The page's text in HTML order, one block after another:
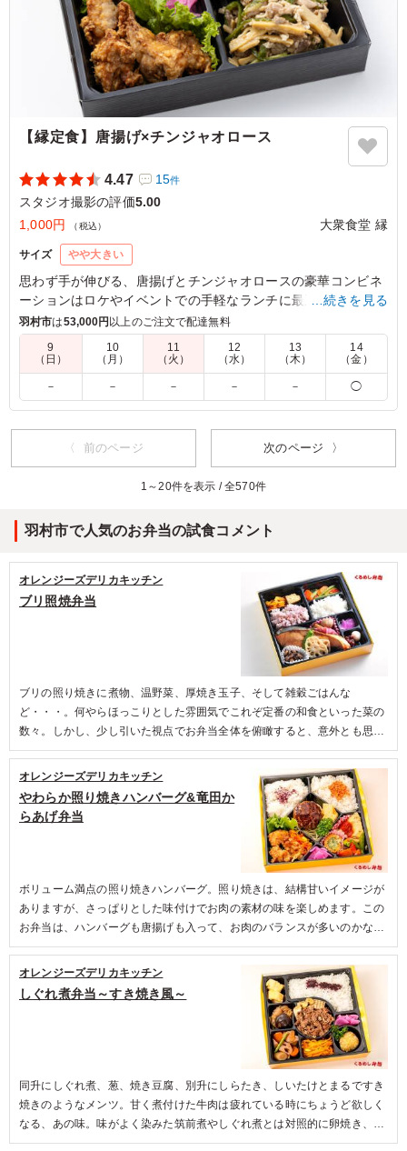
【縁定食】唐揚げ×チンジャオロース
4.47 15件
スタジオ撮影の評価5.00
1,000円
（税込） 大衆食堂 縁
サイズ やや大きい
思わず手が伸びる、唐揚げとチンジャオロースの豪華コンビネ
ーションはロケやイベントでの手軽なランチに最適。唐揚げは
味わい深く、ボリュームも満点。また、チンジャオロースの味
付けは絶妙で、一度食べたら忘れられない味わい。さらに、色
とりどりの彩りも心を満たします。このお弁当で、仕事の合間
の一時をより楽しいものにしませんか？
前回注文し好評だった唐揚げとチンジャオロースの組み合
タッフにもお客様にも好評をいただきとても良かったで
当でした。
東京都品川区東五反田2024/02/21
…続きを見る
羽村市は53,000円以上のご注文で配達無料
9
（日）
10
（月）
11
（火）
12
（水）
13
（木）
14
（金）
－ － － － － ◯
〈 前のページ 次のページ 〉
1～20件を表示 / 全570件
羽村市で人気のお弁当の試食コメント
ブリ照焼弁当
オレンジーズデリカキッチン
ブリの照り焼きに煮物、温野菜、厚焼き玉子、そして雑穀ごはんな
ど・・・。何やらほっこりとした雰囲気でこれぞ定番の和食といった菜の
数々。しかし、少し引いた視点でお弁当全体を俯瞰すると、意外とも思え
るほど色鮮やかで、見た目も十分に意識して作られている事がよくわかり
ます。ブリはしっかりとした肉厚感があり、主菜としての存在感は抜群。
その脇を固める煮物と温野菜は、同じ野菜と言えども個々の違いがくっき
りとしており重複している感は全くありません。しっかり食べた！と充実
感を与えられるお弁当です。
やわらか照り焼きハンバーグ&竜田か
らあげ弁当
オレンジーズデリカキッチン
ボリューム満点の照り焼きハンバーグ。照り焼きは、結構甘いイメージが
ありますが、さっぱりとした味付けでお肉の素材の味を楽しめます。この
お弁当は、ハンバーグも唐揚げも入って、お肉のバランスが多いのかなと
思うと、さっぱりとした副菜も多めで脂っこさを感じさせません。ゆかり
ご飯と鮭ごはんの二つは結構ボリュームが詰まっています。副菜も個性的
な味で面白いです。
しぐれ煮弁当～すき焼き風～
オレンジーズデリカキッチン
同升にしぐれ煮、葱、焼き豆腐、別升にしらたき、しいたけとまるですき
焼きのようなメンツ。甘く煮付けた牛肉は疲れている時にちょうど欲しく
なる、あの味。味がよく染みた筑前煮やしぐれ煮とは対照的に卵焼き、コ
ロッケは薄味で、ボリュームたっぷりでも意外と食べ疲れませんでした。